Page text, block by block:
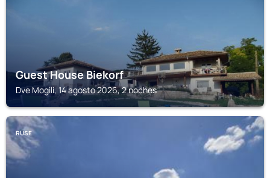
Guest House Biekorf
Dve Mogili, 14 agosto 2026, 2 noches
RUSE